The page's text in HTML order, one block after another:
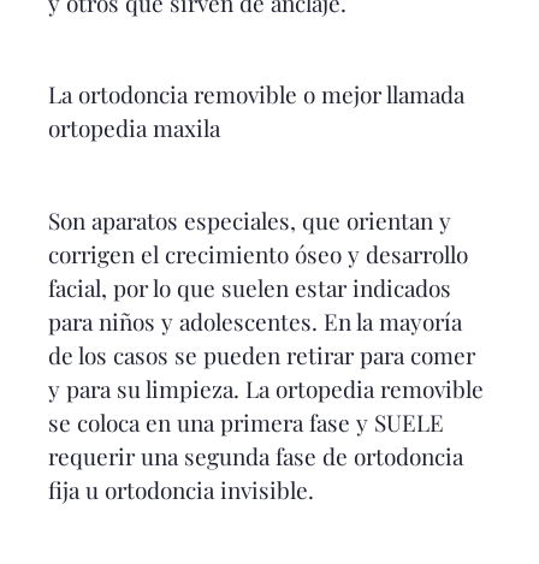
La ortodoncia removible o mejor llamada
ortopedia maxila
Son aparatos especiales, que orientan y
corrigen el crecimiento óseo y desarrollo
facial, por lo que suelen estar indicados
para niños y adolescentes. En la mayoría
de los casos se pueden retirar para comer
y para su limpieza. La ortopedia removible
se coloca en una primera fase y SUELE
requerir una segunda fase de ortodoncia
fija u ortodoncia invisible.